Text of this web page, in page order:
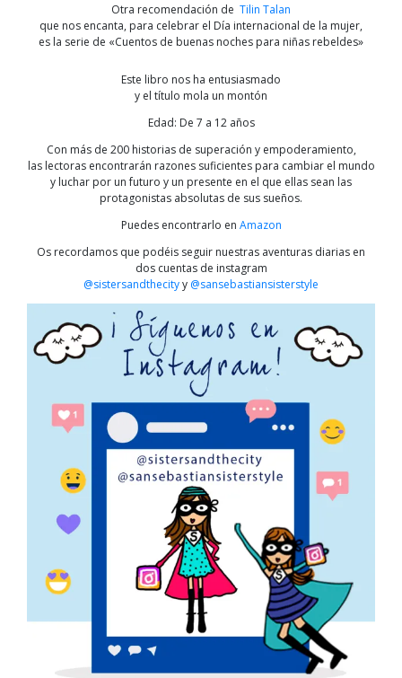
Otra recomendación de Tilin Talan
que nos encanta, para celebrar el Día internacional de la mujer,
es la serie de «Cuentos de buenas noches para niñas rebeldes»
Este libro nos ha entusiasmado
y el título mola un montón
Edad: De 7 a 12 años
Con más de 200 historias de superación y empoderamiento,
las lectoras encontrarán razones suficientes para cambiar el mundo
y luchar por un futuro y un presente en el que ellas sean las
protagonistas absolutas de sus sueños.
Puedes encontrarlo en Amazon
Os recordamos que podéis seguir nuestras aventuras diarias en
dos cuentas de instagram
@sistersandthecityy @sansebastiansisterstyle